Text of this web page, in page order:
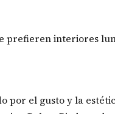
prefieren interiores
por el gusto y la